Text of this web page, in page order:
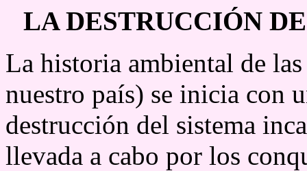
LA DESTRUCCIÓN
La historia ambiental de
nuestro país) se inicia con
destrucción del sistema
llevada a cabo por los